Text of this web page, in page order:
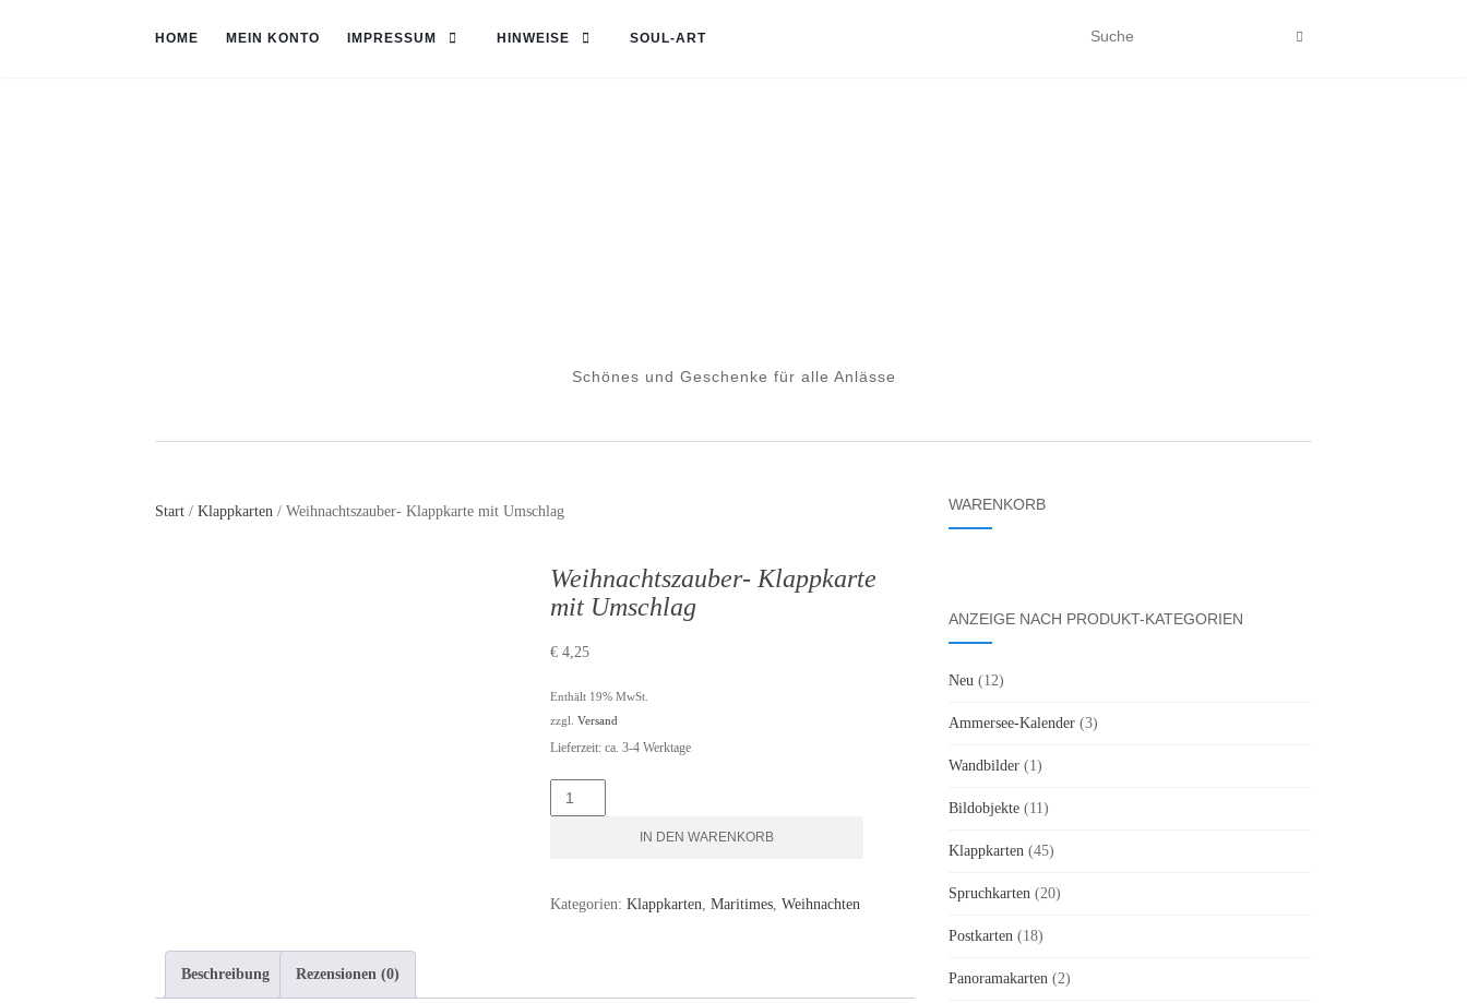
HOME MEIN KONTO IMPRESSUM HINWEISE SOUL-ART
Schönes und Geschenke für alle Anlässe
Start / Klappkarten / Weihnachtszauber- Klappkarte mit Umschlag
Weihnachtszauber- Klappkarte
mit Umschlag
€ 4,25
Enthält 19% MwSt.
zzgl.Versand
Lieferzeit: ca. 3-4 Werktage
Weihnachtszauber-
Menge
IN DEN WARENKORB
Kategorien:Klappkarten,Maritimes,Weihnachten
Beschreibung Rezensionen (0)
WARENKORB
ANZEIGE NACH PRODUKT-KATEGORIEN
Neu (12)
Ammersee-Kalender (3)
Wandbilder (1)
Bildobjekte (11)
Klappkarten (45)
Spruchkarten (20)
Postkarten (18)
Panoramakarten (2)